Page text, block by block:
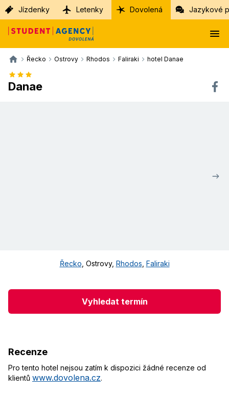
Jízdenky Letenky Dovolená Jazykové
Řecko Ostrovy Rhodos Faliraki hotel Danae
Danae
Řecko Ostrovy, Rhodos Faliraki
Vyhledat termín
Recenze
Pro tento hotel nejsou zatím k dispozici žádné recenze od
klientů www.dovolena.cz.